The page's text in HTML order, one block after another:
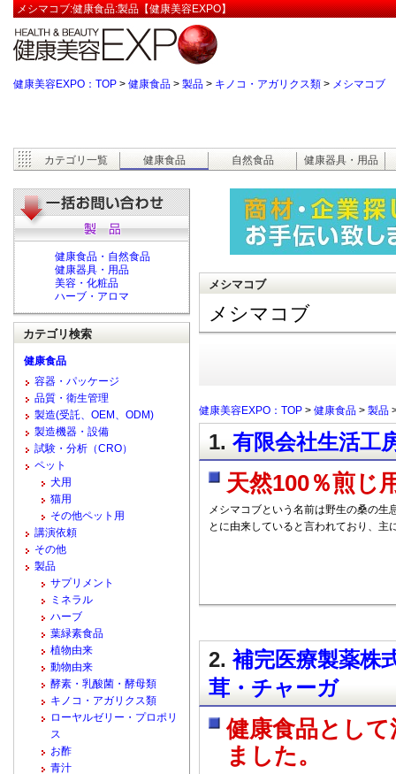
メシマコブ:健康食品:製品【健康美容EXPO】
健康美容EXPO：TOP > 健康食品 > 製品 > キノコ・アガリクス類 > メシマコブ
カテゴリ一覧 健康食品 自然食品 健康器具・用品
メシマコブ
メシマコブ
健康美容EXPO：TOP > 健康食品 > 製品
1. 有限会社生活工
天然100％煎じ
メシマコブという名前は野生の桑の生
とに由来していると言われており、主
2.補完医療製薬株
茸・チャーガ
健康食品とし
ました。
健康食品・自然食品
健康器具・用品
美容・化粧品
ハーブ・アロマ
カテゴリ検索
健康食品
容器・パッケージ
品質・衛生管理
製造(受託、OEM、ODM)
製造機器・設備
試験・分析（CRO）
ペット
犬用
猫用
その他ペット用
講演依頼
その他
製品
サプリメント
ミネラル
ハーブ
葉緑素食品
植物由来
動物由来
酵素・乳酸菌・酵母類
キノコ・アガリクス類
ローヤルゼリー・プロポリ
ス
お酢
青汁